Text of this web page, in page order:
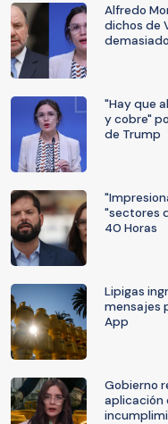
Alfredo
dichos de
"Hay que
y cobre"
de Trump
"sectores
40 Horas
Lipigas
mensajes
App
Gobierno
aplicación